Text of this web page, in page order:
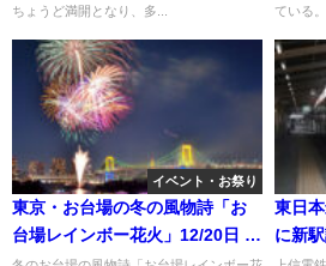
ちょうど満開となり、多...
ている
イベント・お祭り
東京・お台場の冬の風物詩「お
台場レインボー花火」12/20日 開
催！
東日
に新
ｗ